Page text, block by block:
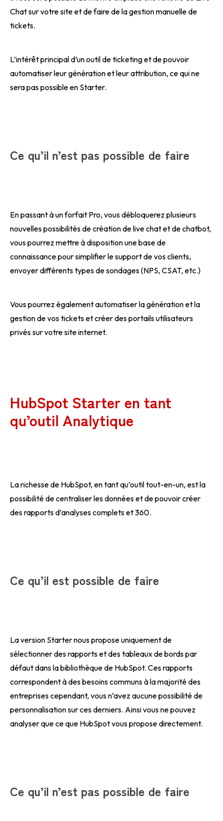
Chat sur votre site et de faire de la gestion manuelle de
tickets.
L’intérêt principal d’un outil de ticketing et de pouvoir
automatiser leur génération et leur attribution, ce qui ne
sera pas possible en Starter.
Ce qu’il n’est pas possible de faire
En passant à un forfait Pro, vous débloquerez plusieurs
nouvelles possibilités de création de live chat et de chatbot,
vous pourrez mettre à disposition une base de
connaissance pour simplifier le support de vos clients,
envoyer différents types de sondages (NPS, CSAT, etc.)
Vous pourrez également automatiser la génération et la
gestion de vos tickets et créer des portails utilisateurs
privés sur votre site internet.
HubSpot Starter en tant
qu’outil Analytique
La richesse de HubSpot, en tant qu’outil tout-en-un, est la
possibilité de centraliser les données et de pouvoir créer
des rapports d’analyses complets et 360.
Ce qu’il est possible de faire
La version Starter nous propose uniquement de
sélectionner des rapports et des tableaux de bords par
défaut dans la bibliothèque de HubSpot. Ces rapports
correspondent à des besoins communs à la majorité des
entreprises cependant, vous n’avez aucune possibilité de
personnalisation sur ces derniers. Ainsi vous ne pouvez
analyser que ce que HubSpot vous propose directement.
Ce qu’il n’est pas possible de faire